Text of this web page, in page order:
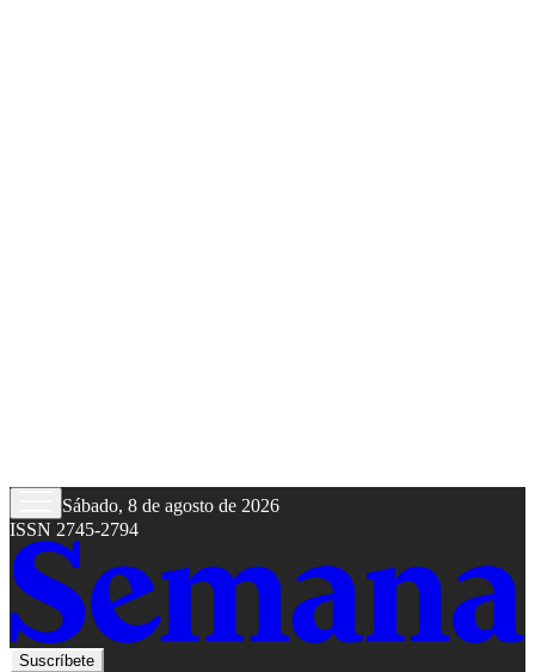
Sábado, 8 de agosto de 2026
ISSN 2745-2794
Suscríbete